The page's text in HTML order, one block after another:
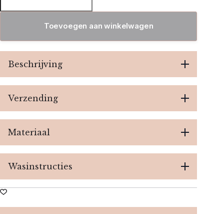
aantal
Toevoegen aan winkelwagen
Beschrijving
Verzending
Materiaal
Wasinstructies